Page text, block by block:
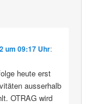
um 09:17 Uhr:
heute erst
ausserhalb
OTRAG wird